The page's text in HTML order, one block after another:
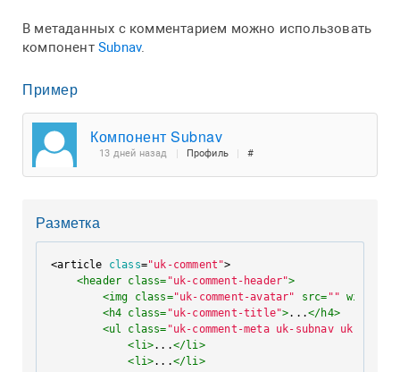
В метаданных с комментарием можно использовать
компонент Subnav.
Пример
Компонент Subnav
13 дней назад Профиль #
Разметка
<article class="uk-comment">
<header class= "uk-comment-header">
<img class="uk-comment-avatar" src= "" width
<h4 class= "uk-comment-title">...</h4>
<ul class= "uk-comment-meta uk-subnav uk-
< li>...</li>
< li>...</li>